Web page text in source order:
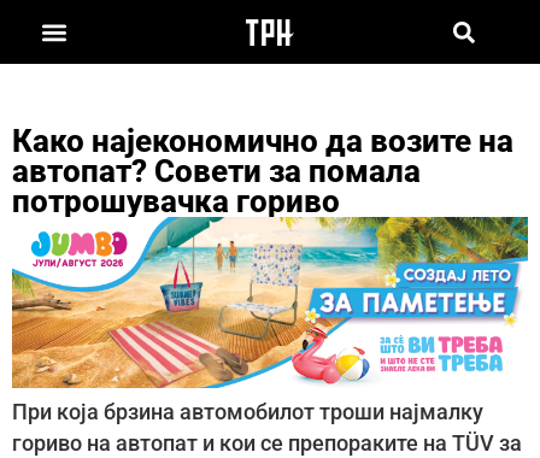
Како најекономично да возите на
автопат? Совети за помала
потрошувачка гориво
При која брзина автомобилот троши најмалку
гориво на автопат и кои се препораките на TÜV за